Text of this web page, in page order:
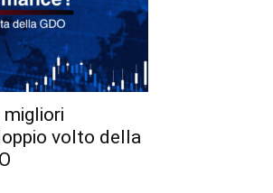
volto della